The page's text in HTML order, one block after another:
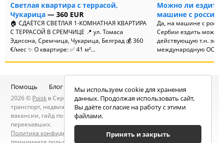
Светлая квартира с террасой,
Чукарица— 360 EUR
🏠 СДАЁТСЯ СВЕТЛАЯ 1-КОМНАТНАЯ КВАРТИРА
С ТЕРРАСОЙ В СРЕМЧИЦЕ 📍 ул. Томаса
Эдисона, Сремчица, Чукарица, Белград 💰 360
€/мес ✨ О квартире: ✅ 41 м²...
Можно ли
машине с
Да, на машине с
Сербии ездить
действующую т.н.
международную
Помощь Блог Telegram-канал Чат
2026 © Poisk в Сербии — услуги специалистов, объявления:
транспорт, недвижимость, электроника, мебель, работа и
вакансии, гайд по Сербии, статьи, новости, посты людей, карта
переехавших.
Политика конфиденциальности
. Находясь на сайте вы
Мы используем cookie для хранения
данных. Продолжая использовать сайт,
Вы даёте согласие на работу с этими
файлами.
Принять и закрыть